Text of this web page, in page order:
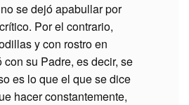
se dejó apabullar por
Por el contrario,
y con rostro en
con su Padre, es decir, se
es lo que el que se dice
hacer constantemente,